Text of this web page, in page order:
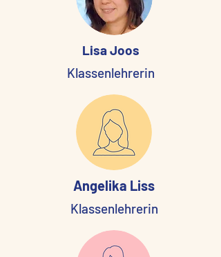
Lisa Joos
Klassenlehrerin
Angelika Liss
Klassenlehrerin